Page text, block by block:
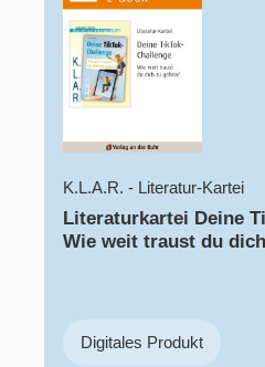
K.L.A.R. - Literatur-Kartei
Literaturkartei Deine
Wie weit traust du
Digitales Produkt